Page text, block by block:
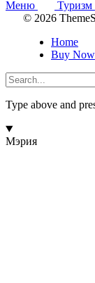
Меню
Туризм
© 2026
Home
Buy Now
Type above and
Мэрия